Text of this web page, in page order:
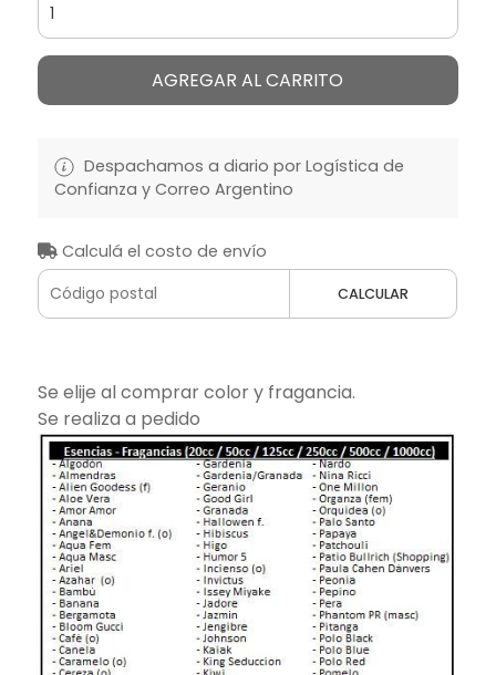
AGREGAR AL CARRITO
Despachamos a diario por Logística de
Confianza y Correo Argentino
Calculá el costo de envío
CALCULAR
Se elije al comprar color y fragancia.
Se realiza a pedido